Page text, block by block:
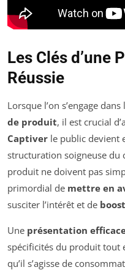
Les Clés d’une
Réussie
Lorsque l’on s’engage
de produit, il est crucial
Captiver le public devient
structuration soigneuse du
produit ne doivent pas
primordial de mettre en
susciter l’intérêt et de
Une présentation
spécificités du produit tout
qu’il s’agisse de